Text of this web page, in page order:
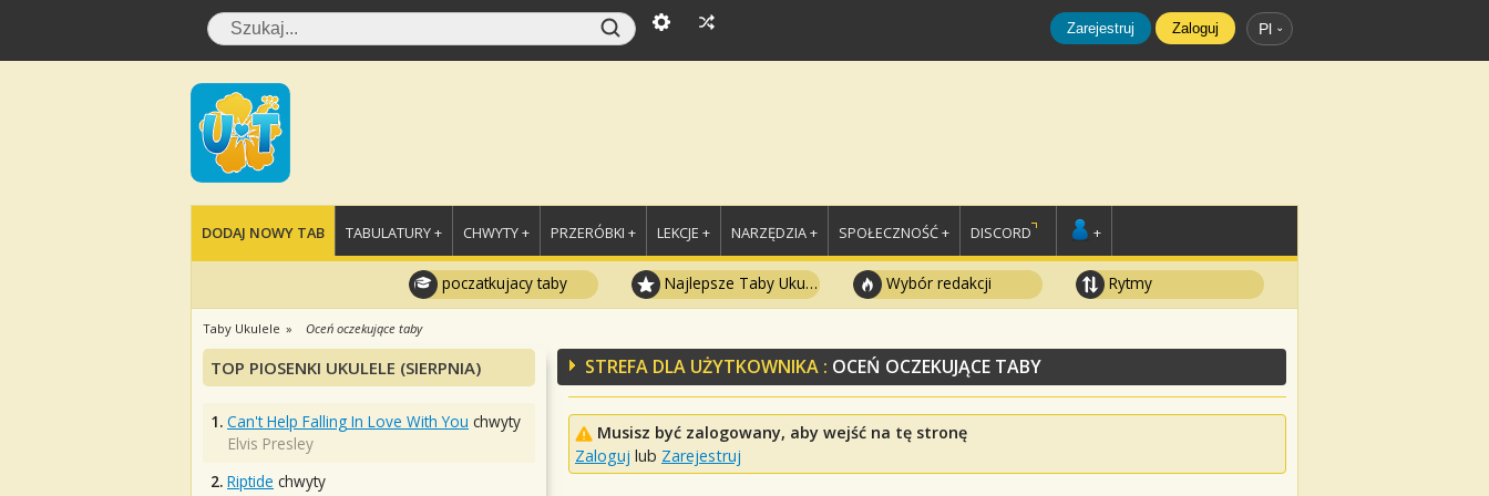
Zarejestruj Zaloguj Pl
DODAJ NOWY TAB TABULATURY + CHWYTY + PRZERÓBKI + LEKCJE + NARZĘDZIA + SPOŁECZNOŚĆ + DISCORD +
poczatkujacy taby Najlepsze Taby Ukulele Wybór redakcji Rytmy
Taby Ukulele Oceń oczekujące taby
STREFA DLA UŻYTKOWNIKA : OCEŃ OCZEKUJĄCE TABY
Musisz być zalogowany, aby wejść na tę stronę
Zaloguj lub Zarejestruj
TOP PIOSENKI UKULELE (SIERPNIA)
1. Can't Help Falling In Love With You chwyty
Elvis Presley
2. Riptide chwyty